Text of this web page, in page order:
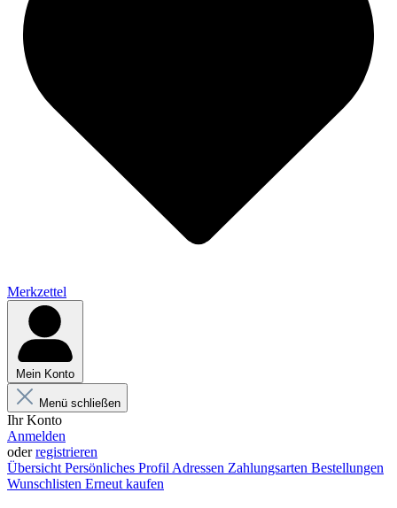
Merkzettel
Mein Konto
Menü schließen
Ihr Konto
Anmelden
oderregistrieren
Übersicht Persönliches Profil Adressen Zahlungsarten Bestellungen
Wunschlisten Erneut kaufen